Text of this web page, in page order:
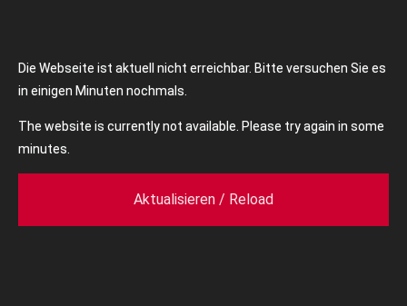
Die Webseite ist aktuell nicht erreichbar. Bitte versuchen Sie es
in einigen Minuten nochmals.
The website is currently not available. Please try again in some
minutes.
Aktualisieren / Reload